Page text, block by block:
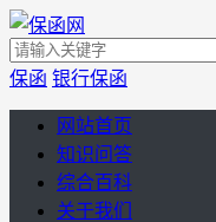
保函 银行保函
网站首页
知识问答
综合百科
关于我们